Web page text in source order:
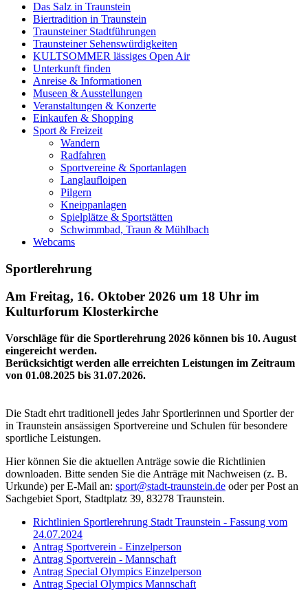
Das Salz in Traunstein
Biertradition in Traunstein
Traunsteiner Stadtführungen
Traunsteiner Sehenswürdigkeiten
KULTSOMMER lässiges Open Air
Unterkunft finden
Anreise & Informationen
Museen & Ausstellungen
Veranstaltungen & Konzerte
Einkaufen & Shopping
Sport & Freizeit
Wandern
Radfahren
Sportvereine & Sportanlagen
Langlaufloipen
Pilgern
Kneippanlagen
Spielplätze & Sportstätten
Schwimmbad, Traun & Mühlbach
Webcams
Sportlerehrung
Am Freitag, 16. Oktober 2026 um 18 Uhr im
Kulturforum Klosterkirche
Vorschläge für die Sportlerehrung 2026 können bis 10. August
eingereicht werden.
Berücksichtigt werden alle erreichten Leistungen im Zeitraum
von 01.08.2025 bis 31.07.2026.
Die Stadt ehrt traditionell jedes Jahr Sportlerinnen und Sportler der
in Traunstein ansässigen Sportvereine und Schulen für besondere
sportliche Leistungen.
Hier können Sie die aktuellen Anträge sowie die Richtlinien
downloaden. Bitte senden Sie die Anträge mit Nachweisen (z. B.
Urkunde) per E-Mail an: sport@stadt-traunstein.de oder per Post an
Sachgebiet Sport, Stadtplatz 39, 83278 Traunstein.
Richtlinien Sportlerehrung Stadt Traunstein - Fassung vom
24.07.2024
Antrag Sportverein - Einzelperson
Antrag Sportverein - Mannschaft
Antrag Special Olympics Einzelperson
Antrag Special Olympics Mannschaft